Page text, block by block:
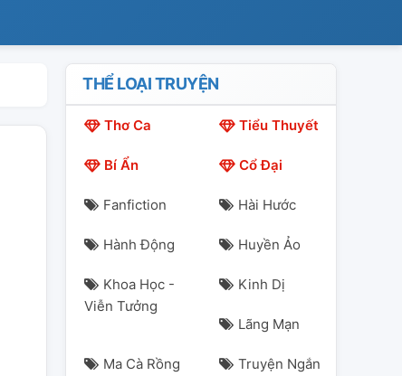
THỂ LOẠI TRUYỆN
Thơ Ca Tiểu Thuyết
Bí Ẩn Cổ Đại
Fanfiction Hài Hước
Hành Động Huyền Ảo
Khoa Học -
Viễn Tưởng
Kinh Dị
Lãng Mạn
Ma Cà Rồng Truyện Ngắn